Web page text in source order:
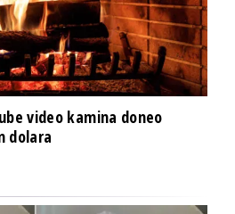
video kamina doneo
dolara